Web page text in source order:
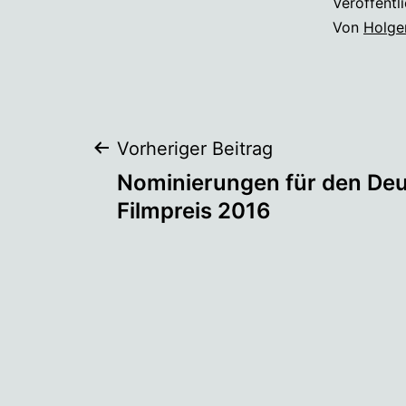
Von
Vorheriger Beitrag
Nominierungen für den
Filmpreis 2016